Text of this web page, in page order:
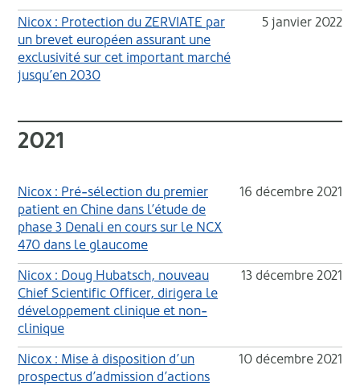
Nicox : Protection du ZERVIATE par
un brevet européen assurant une
exclusivité sur cet important marché
jusqu’en 2030
5 janvier 2022
2021
Nicox : Pré-sélection du premier
patient en Chine dans l’étude de
phase 3 Denali en cours sur le NCX
470 dans le glaucome
16 décembre 2021
Nicox : Doug Hubatsch, nouveau
Chief Scientific Officer, dirigera le
développement clinique et non-
clinique
13 décembre 2021
Nicox : Mise à disposition d’un
prospectus d’admission d’actions
10 décembre 2021